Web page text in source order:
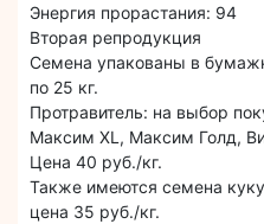
Энергия прорастания: 94
Вторая репродукция
Семена упакованы в
по 25 кг.
Протравитель: на выбор
Максим XL, Максим Голд,
Цена 40 руб./кг.
Также имеются семена
цена 35 руб./кг.